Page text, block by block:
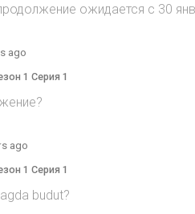
ожидается с 30
ago
1 Серия 1
ago
1 Серия 1
budut?